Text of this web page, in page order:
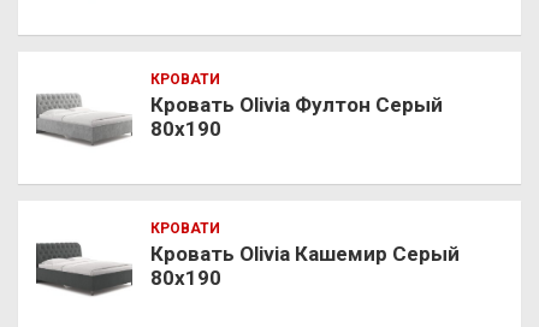
КРОВАТИ
Кровать Olivia Фултон Серый
80х190
КРОВАТИ
Кровать Olivia Кашемир Серый
80х190